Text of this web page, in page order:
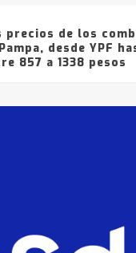
precios de los
desde YPF
857 a 1338 pesos
detenidos por
de